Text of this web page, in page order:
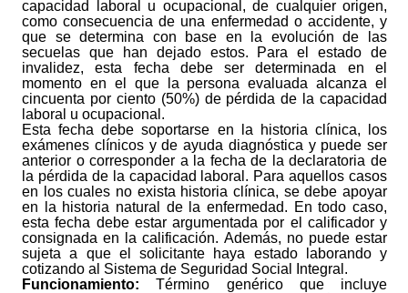
capacidad laboral u ocupacional, de cualquier origen,
como consecuencia de una enfermedad o accidente, y
que se determina con base en la evolución de las
secuelas que han dejado estos. Para el estado de
invalidez, esta fecha debe ser determinada en el
momento en el que la persona evaluada alcanza el
cincuenta por ciento (50%) de pérdida de la capacidad
laboral u ocupacional.
Esta fecha debe soportarse en la historia clínica, los
exámenes clínicos y de ayuda diagnóstica y puede ser
anterior o corresponder a la fecha de la declaratoria de
la pérdida de la capacidad laboral. Para aquellos casos
en los cuales no exista historia clínica, se debe apoyar
en la historia natural de la enfermedad. En todo caso,
esta fecha debe estar argumen­tada por el calificador y
consignada en la calificación. Además, no puede estar
sujeta a que el solicitante haya estado laborando y
cotizando al Sistema de Seguridad Social Integral.
Funcionamiento:Término genérico que incluye